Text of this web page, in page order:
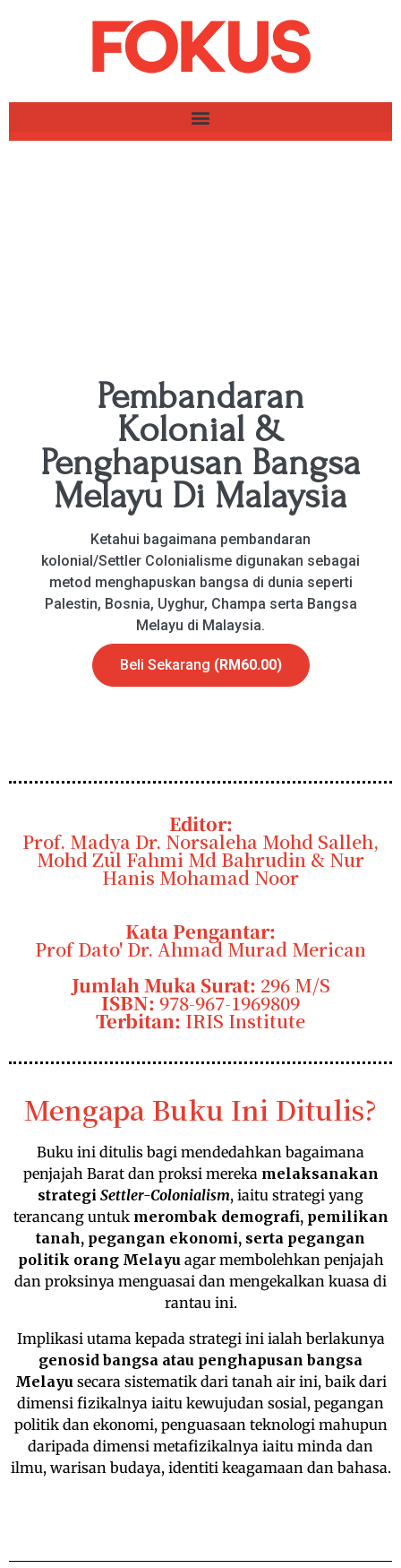
Pembandaran
Kolonial &
Penghapusan Bangsa
Melayu Di Malaysia
Ketahui bagaimana pembandaran
kolonial/Settler Colonialisme digunakan sebagai
metod menghapuskan bangsa di dunia seperti
Palestin, Bosnia, Uyghur, Champa serta Bangsa
Melayu di Malaysia.
Beli Sekarang (RM60.00)
Editor:
Prof. Madya Dr. Norsaleha Mohd Salleh,
Mohd Zul Fahmi Md Bahrudin & Nur
Hanis Mohamad Noor
Kata Pengantar:
Prof Dato' Dr. Ahmad Murad Merican
Jumlah Muka Surat: 296 M/s
ISBN: 978-967-1969809
Terbitan: IRIS Institute
Mengapa Buku Ini Ditulis?
Buku ini ditulis bagi mendedahkan bagaimana
penjajah Barat dan proksi mereka melaksanakan
strategi Settler-Colonialism, iaitu strategi yang
terancang untuk merombak demografi, pemilikan
tanah, pegangan ekonomi, serta pegangan
politik orang Melayuagar membolehkan penjajah
dan proksinya menguasai dan mengekalkan kuasa di
rantau ini.
Implikasi utama kepada strategi ini ialah berlakunya
genosid bangsa atau penghapusan bangsa
Melayusecara sistematik dari tanah air ini, baik dari
dimensi fizikalnya iaitu kewujudan sosial, pegangan
politik dan ekonomi, penguasaan teknologi mahupun
daripada dimensi metafizikalnya iaitu minda dan
ilmu, warisan budaya, identiti keagamaan dan bahasa.